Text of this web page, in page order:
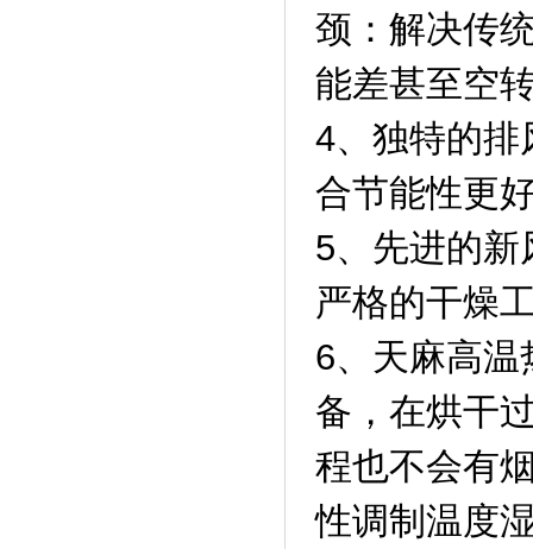
颈：解决传
能差甚至空
4、独特的排
合节能性更
5、先进的
严格的干燥
6、天麻高
备，在烘干
程也不会有
性调制温度